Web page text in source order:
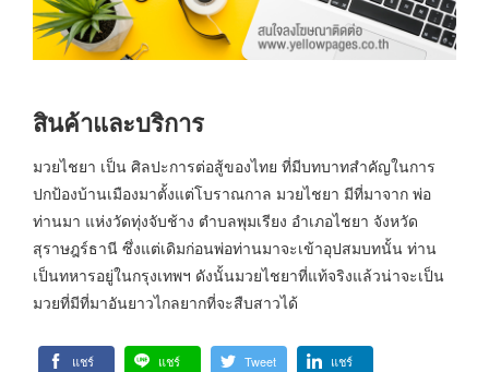
สินค้าและบริการ
มวยไชยา เป็น ศิลปะการต่อสู้ของไทย ที่มีบทบาทสำคัญในการ
ปกป้องบ้านเมืองมาตั้งแต่โบราณกาล มวยไชยา มีที่มาจาก พ่อ
ท่านมา แห่งวัดทุ่งจับช้าง ตำบลพุมเรียง อำเภอไชยา จังหวัด
สุราษฎร์ธานี ซึ่งแต่เดิมก่อนพ่อท่านมาจะเข้าอุปสมบทนั้น ท่าน
เป็นทหารอยู่ในกรุงเทพฯ ดังนั้นมวยไชยาที่แท้จริงแล้วน่าจะเป็น
มวยที่มีที่มาอันยาวไกลยากที่จะสืบสาวได้
แชร์ แชร์ Tweet แชร์